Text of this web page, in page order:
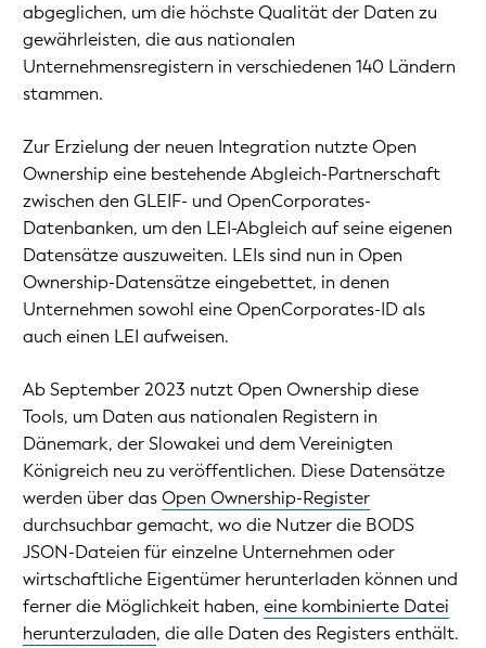
abgeglichen, um die höchste Qualität der Daten zu
gewährleisten, die aus nationalen
Unternehmensregistern in verschiedenen 140 Ländern
stammen.
Zur Erzielung der neuen Integration nutzte Open
Ownership eine bestehende Abgleich-Partnerschaft
zwischen den GLEIF- und OpenCorporates-
Datenbanken, um den LEI-Abgleich auf seine eigenen
Datensätze auszuweiten. LEIs sind nun in Open
Ownership-Datensätze eingebettet, in denen
Unternehmen sowohl eine OpenCorporates-ID als
auch einen LEI aufweisen.
Ab September 2023 nutzt Open Ownership diese
Tools, um Daten aus nationalen Registern in
Dänemark, der Slowakei und dem Vereinigten
Königreich neu zu veröffentlichen. Diese Datensätze
werden über dasOpen Ownership-Register
durchsuchbar gemacht, wo die Nutzer die BODS
JSON-Dateien für einzelne Unternehmen oder
wirtschaftliche Eigentümer herunterladen können und
ferner die Möglichkeit haben, eine kombinierte Datei
herunterzuladen, die alle Daten des Registers enthält.